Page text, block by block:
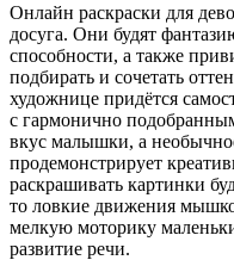
Онлайн раскраски для
досуга. Они будят
способности, а также
подбирать и сочетать
художнице придётся
с гармонично
вкус малышки, а
продемонстрирует
раскрашивать картинки
то ловкие движения
мелкую моторику
развитие речи.